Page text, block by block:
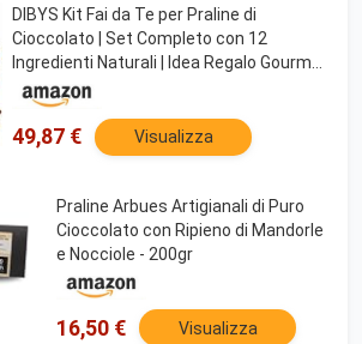
DIBYS Kit Fai da Te per Praline di
Cioccolato | Set Completo con 12
Ingredienti Naturali | Idea Regalo Gourmet
| Kit Cioccolato per Principianti
49,87 € Visualizza
Praline Arbues Artigianali di Puro
Cioccolato con Ripieno di Mandorle
e Nocciole - 200gr
16,50 € Visualizza